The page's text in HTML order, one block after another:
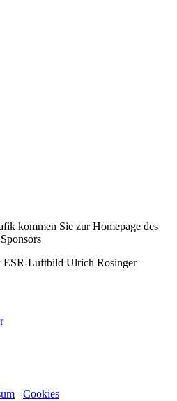
kommen Sie zur Homepage des
Sponsors
Luftbild Ulrich Rosinger
Cookies